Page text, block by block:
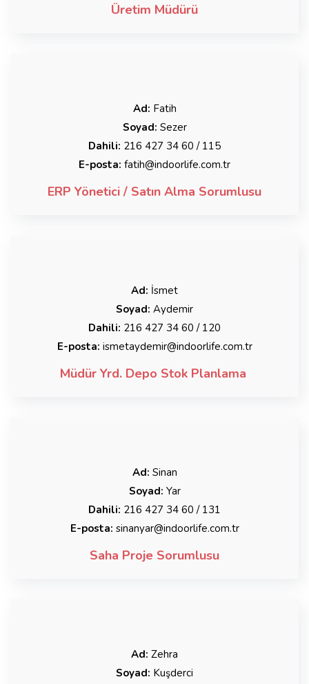
Üretim Müdürü
Ad: Fatih
Soyad: Sezer
Dahili: 216 427 34 60 / 115
E-posta: fatih@indoorlife.com.tr
ERP Yönetici / Satın Alma Sorumlusu
Ad: İsmet
Soyad: Aydemir
Dahili: 216 427 34 60 / 120
E-posta: ismetaydemir@indoorlife.com.tr
Müdür Yrd. Depo Stok Planlama
Ad: Sinan
Soyad: Yar
Dahili: 216 427 34 60 / 131
E-posta: sinanyar@indoorlife.com.tr
Saha Proje Sorumlusu
Ad: Zehra
Soyad: Kuşderci